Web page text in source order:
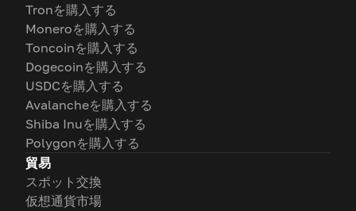
Tronを購入する
Moneroを購入する
Toncoinを購入する
Dogecoinを購入する
USDCを購入する
Avalancheを購入する
Shiba Inuを購入する
Polygonを購入する
貿易
スポット交換
仮想通貨市場